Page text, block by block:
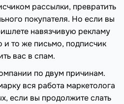
рассылки, превратить
покупателя. Но если вы
навязчивую рекламу
и то же письмо, подписчик
вас в спам.
по двум причинам.
вся работа маркетолога
если вы продолжите слать